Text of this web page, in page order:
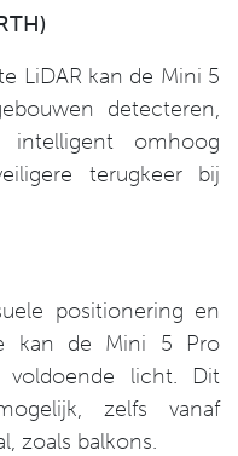
LiDAR kan de Mini 5
detecteren,
omhoog
terugkeer bij
positionering en
kan de Mini 5 Pro
voldoende licht. Dit
zelfs vanaf
zoals balkons.